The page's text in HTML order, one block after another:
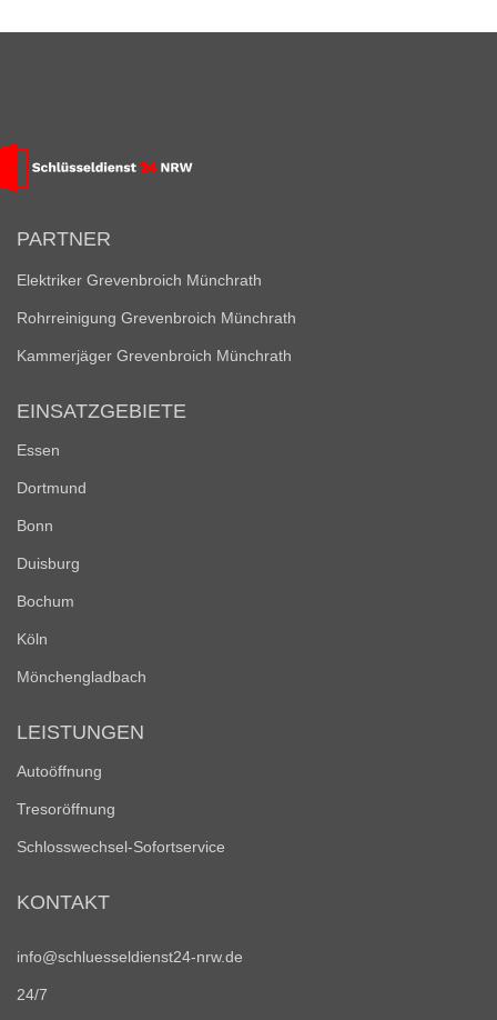
PARTNER
Elektriker Grevenbroich Münchrath
Rohrreinigung Grevenbroich Münchrath
Kammerjäger Grevenbroich Münchrath
EINSATZGEBIETE
Essen
Dortmund
Bonn
Duisburg
Bochum
Köln
Mönchengladbach
LEISTUNGEN
Autoöffnung
Tresoröffnung
Schlosswechsel-Sofortservice
KONTAKT
info@schluesseldienst24-nrw.de
24/7